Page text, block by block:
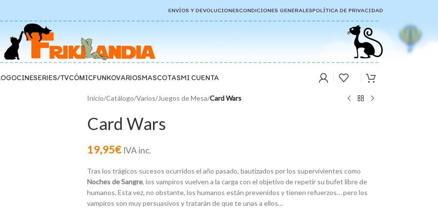
ENVÍOS Y DEVOLUCIONESCONDICIONES GENERALESPOLÍTICA DE PRIVACIDAD
CINESERIES/TVCÓMICFUNKOVARIOSMASCOTASMI CUENTA
Inicio/Catálogo/Varios/Juegos de Mesa/Card Wars
Card Wars
19,95€ IVA inc.
Tras los trágicos sucesos ocurridos el año pasado, bautizados por los supervivientes como
Noches de Sangre, los vampiros vuelven a la carga con el objetivo de repetir su bufet libre de
humanos. Esta vez, no obstante, los humanos están prevenidos y tienen refuerzos… pero los
vampiros son muy persuasivos y tratarán de que te unas a ellos…